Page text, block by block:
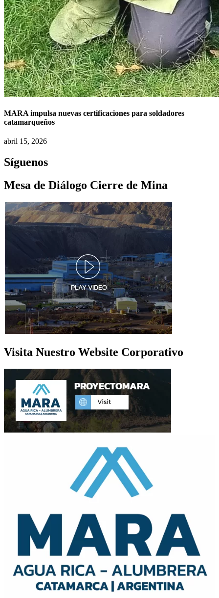
MARA impulsa nuevas certificaciones para soldadores
catamarqueños
abril 15, 2026
Síguenos
Mesa de Diálogo Cierre de Mina
Visita Nuestro Website Corporativo